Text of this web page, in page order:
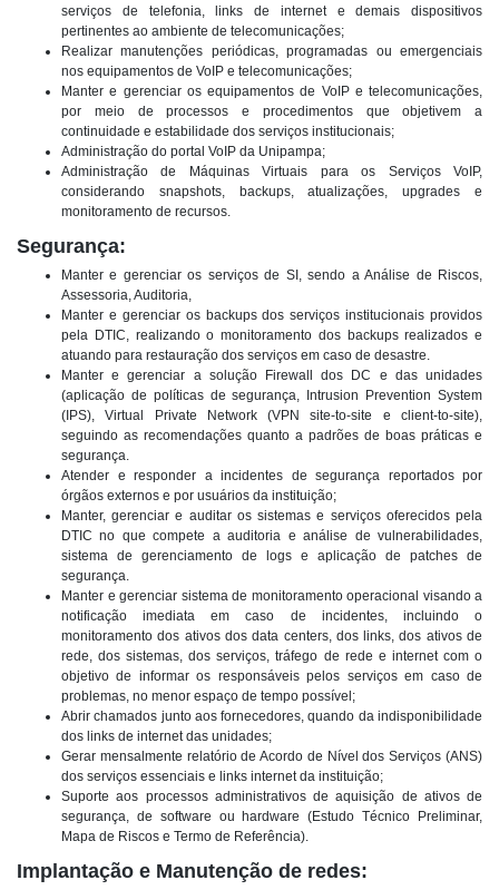
serviços de telefonia, links de internet e demais dispositivos
pertinentes ao ambiente de telecomunicações;
Realizar manutenções periódicas, programadas ou emergenciais
nos equipamentos de VoIP e telecomunicações;
Manter e gerenciar os equipamentos de VoIP e telecomunicações,
por meio de processos e procedimentos que objetivem a
continuidade e estabilidade dos serviços institucionais;
Administração do portal VoIP da Unipampa;
Administração de Máquinas Virtuais para os Serviços VoIP,
considerando snapshots, backups, atualizações, upgrades e
monitoramento de recursos.
Segurança:
Manter e gerenciar os serviços de SI, sendo a Análise de Riscos,
Assessoria, Auditoria,
Manter e gerenciar os backups dos serviços institucionais providos
pela DTIC, realizando o monitoramento dos backups realizados e
atuando para restauração dos serviços em caso de desastre.
Manter e gerenciar a solução Firewall dos DC e das unidades
(aplicação de políticas de segurança, Intrusion Prevention System
(IPS), Virtual Private Network (VPN site-to-site e client-to-site),
seguindo as recomendações quanto a padrões de boas práticas e
segurança.
Atender e responder a incidentes de segurança reportados por
órgãos externos e por usuários da instituição;
Manter, gerenciar e auditar os sistemas e serviços oferecidos pela
DTIC no que compete a auditoria e análise de vulnerabilidades,
sistema de gerenciamento de logs e aplicação de patches de
segurança.
Manter e gerenciar sistema de monitoramento operacional visando a
notificação imediata em caso de incidentes, incluindo o
monitoramento dos ativos dos data centers, dos links, dos ativos de
rede, dos sistemas, dos serviços, tráfego de rede e internet com o
objetivo de informar os responsáveis pelos serviços em caso de
problemas, no menor espaço de tempo possível;
Abrir chamados junto aos fornecedores, quando da indisponibilidade
dos links de internet das unidades;
Gerar mensalmente relatório de Acordo de Nível dos Serviços (ANS)
dos serviços essenciais e links internet da instituição;
Suporte aos processos administrativos de aquisição de ativos de
segurança, de software ou hardware (Estudo Técnico Preliminar,
Mapa de Riscos e Termo de Referência).
Implantação e Manutenção de redes: